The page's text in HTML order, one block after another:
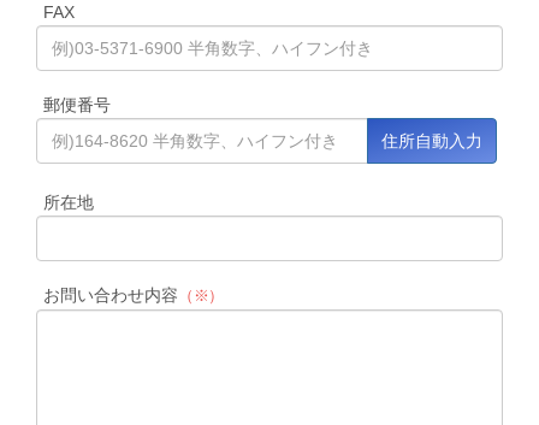
FAX
郵便番号
所在地
お問い合わせ内容 （※）